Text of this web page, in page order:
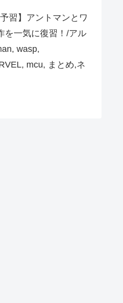
習】アントマンとワ
を一気に復習！/アル
wasp,
mcu, まとめ,ネ